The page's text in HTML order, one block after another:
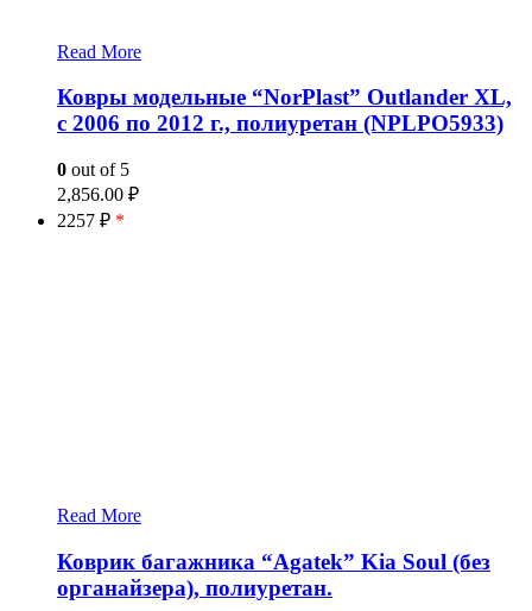
Read More
Ковры модельные “NorPlast” Outlander XL,
с 2006 по 2012 г., полиуретан (NPLPO5933)
0 out of 5
2,856.00 ₽
2257 ₽ *
Read More
Коврик багажника “Agatek” Kia Soul (без
органайзера), полиуретан.